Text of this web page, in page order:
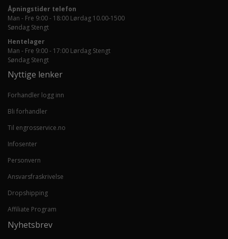
Åpningstider telefon
Man - Fre 9:00 - 18:00 Lørdag 10.00-1500
Søndag Stengt
Hentelager
Man - Fre 9:00 - 17:00 Lørdag Stengt
Søndag Stengt
Nyttige lenker
Forhandler logg inn
Bli forhandler
Til engrosservice.no
Infosenter
Personvern
Ansvarsfraskrivelse
Dropshipping
Affiliate Program
Nyhetsbrev